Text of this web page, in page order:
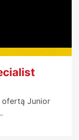
ofertą Junior